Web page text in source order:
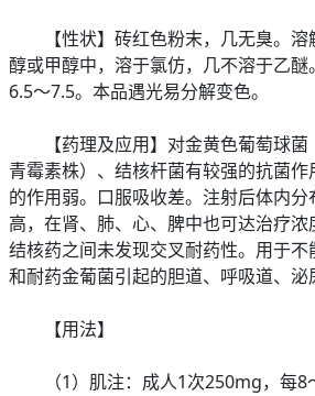
【性状】砖红色粉末，几无臭。溶
醇或甲醇中，溶于氯仿，几不溶于乙
6.5～7.5。本品遇光易分解变色。
【药理及应用】对金黄色葡萄球菌
青霉素株）、结核杆菌有较强的抗菌
的作用弱。口服吸收差。注射后体内
高，在肾、肺、心、脾中也可达治疗
结核药之间未发现交叉耐药性。用于
和耐药金葡菌引起的胆道、呼吸道、泌
【用法】
（1）肌注：成人1次250mg，每8